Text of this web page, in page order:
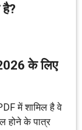
के लिए
में शामिल है वे
होने के पात्र